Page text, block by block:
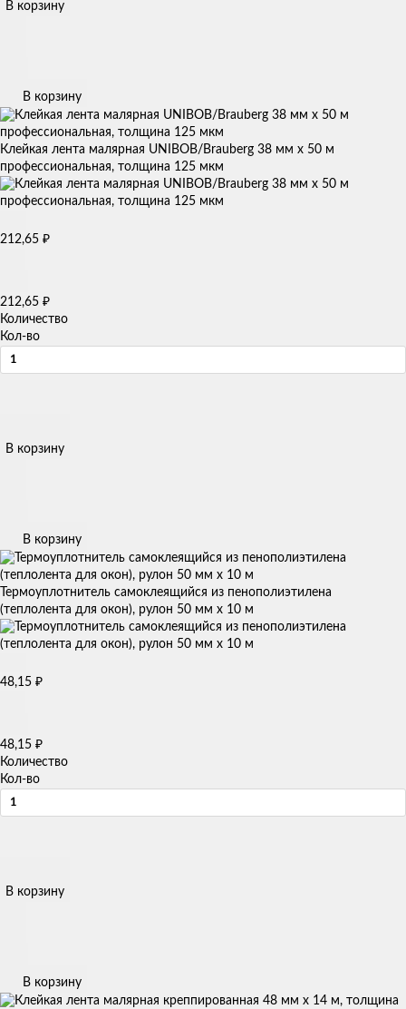
В корзину
В корзину
Клейкая лента малярная UNIBOB/Brauberg 38 мм х 50 м
профессиональная, толщина 125 мкм
212,65 ₽
212,65 ₽
Количество
Кол-во
В корзину
В корзину
Термоуплотнитель самоклеящийся из пенополиэтилена
(теплолента для окон), рулон 50 мм х 10 м
48,15 ₽
48,15 ₽
Количество
Кол-во
В корзину
В корзину